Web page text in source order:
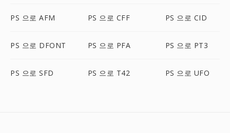
PS 으로 AFM PS 으로 CFF PS 으로 CID
PS 으로 DFONT PS 으로 PFA PS 으로 PT3
PS 으로 SFD PS 으로 T42 PS 으로 UFO